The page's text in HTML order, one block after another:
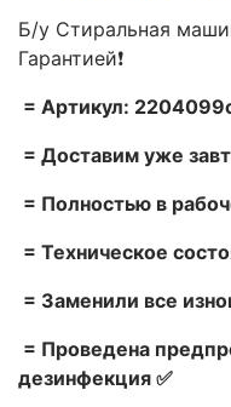
Б/у Стиральная
Гарантией❗
= Артикул:
= Доставим уже
= Полностью в
= Техническое
= Заменили все
= Проведена
дезинфекция ✅